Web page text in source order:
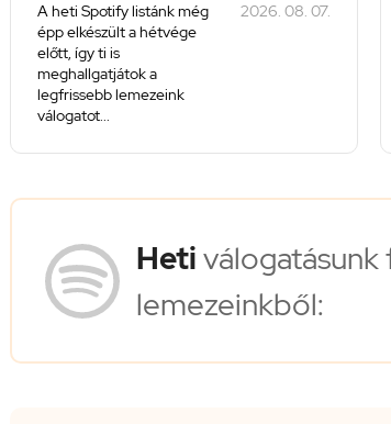
A heti Spotify listánk még
épp elkészült a hétvége
előtt, így ti is
meghallgatjátok a
legfrissebb lemezeink
válogatot...
2026. 08. 07.
Heti
lemezeinkből: